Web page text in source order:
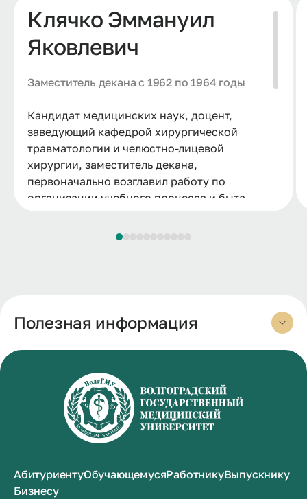
Клячко Эммануил
Яковлевич
Заместитель декана с 1962 по 1964 годы
Кандидат медицинских наук, доцент,
заведующий кафедрой хирургической
травматологии и челюстно-лицевой
хирургии, заместитель декана,
первоначально возглавил работу по
организации учебного процесса и быта
Отечественной войны, с первых дней
города и области. Он автор 35 научных
Отечественной войны II степени, Красной
Звезды, «Знак Почета» и другими
правительственными наградами.
Полезная информация
АбитуриентуОбучающемусяРаботникуВыпускнику
Бизнесу